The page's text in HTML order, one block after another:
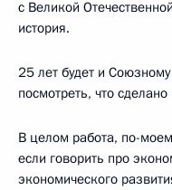
с Великой
история.
25 лет будет и
посмотреть, что
В целом работа, по-
если говорить про
экономического